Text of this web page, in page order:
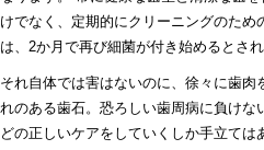
けでなく、定期的にクリーニングのた
は、2か月で再び細菌が付き始めるとされ
それ自体では害はないのに、徐々に歯
れのある歯石。恐ろしい歯周病に負けな
どの正しいケアをしていくしか手立ては